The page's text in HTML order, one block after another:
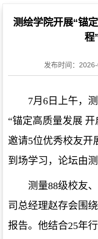
测绘学院开展“锚
程
发布时间：
7月6日上午，
“锚定高质量发展 开
邀请5位优秀校友开
到场学习，论坛由
测量88级校友
司总经理赵存会围
报告。他结合25年